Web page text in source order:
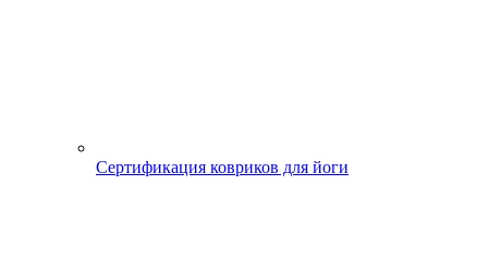
Сертификация ковриков для йоги